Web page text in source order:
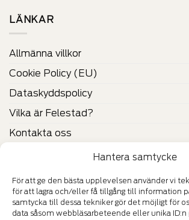
Hantera samtycke
För att ge den bästa upplevelsen använder vi
för att lagra och/eller få tillgång till information
samtycka till dessa tekniker gör det möjligt för
data såsom webbläsarbeteende eller unika ID:n
LÄNKAR
Allmänna villkor
Cookie Policy (EU)
Dataskyddspolicy
Vilka är Felestad?
Kontakta oss
CERTIFIKAT & VERIFIERINGAR